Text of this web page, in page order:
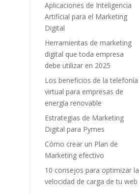
Aplicaciones de Inteligencia
Artificial para el Marketing
Digital
Herramientas de marketing
digital que toda empresa
debe utilizar en 2025
Los beneficios de la telefonía
virtual para empresas de
energía renovable
Estrategias de Marketing
Digital para Pymes
Cómo crear un Plan de
Marketing efectivo
10 consejos para optimizar la
velocidad de carga de tu web